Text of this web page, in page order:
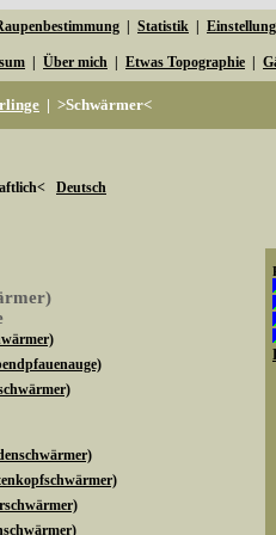
Statistik
Über mich Etwas Topographie
| >Schwärmer<
Deutsch